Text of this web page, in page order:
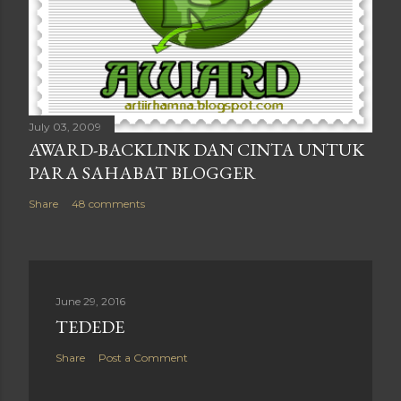
July 03, 2009
AWARD-BACKLINK DAN CINTA UNTUK
PARA SAHABAT BLOGGER
Share 48 comments
June 29, 2016
TEDEDE
Share Post a Comment